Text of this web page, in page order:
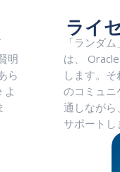
明
ら
よ
ライ
「ランダ
は、
します。
のコミュニ
通しながら
サポートし